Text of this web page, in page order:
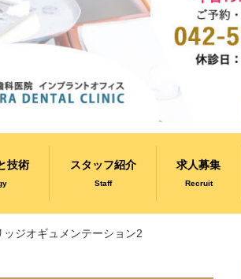
技術 スタッフ紹介
Staff
求人募集
Recruit
ッジオギュメンテーション2